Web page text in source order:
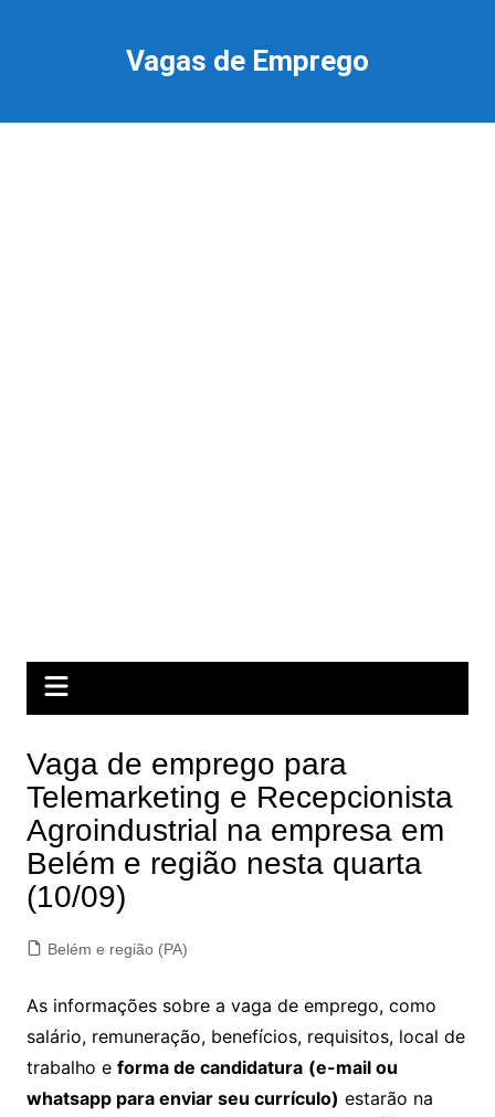
Vagas de Emprego
Vaga de emprego para
Telemarketing e Recepcionista
Agroindustrial na empresa em
Belém e região nesta quarta
(10/09)
Belém e região (PA)
As informações sobre a vaga de emprego, como
salário, remuneração, benefícios, requisitos, local de
trabalho e forma de candidatura (e-mail ou
whatsapp para enviar seu currículo) estarão na